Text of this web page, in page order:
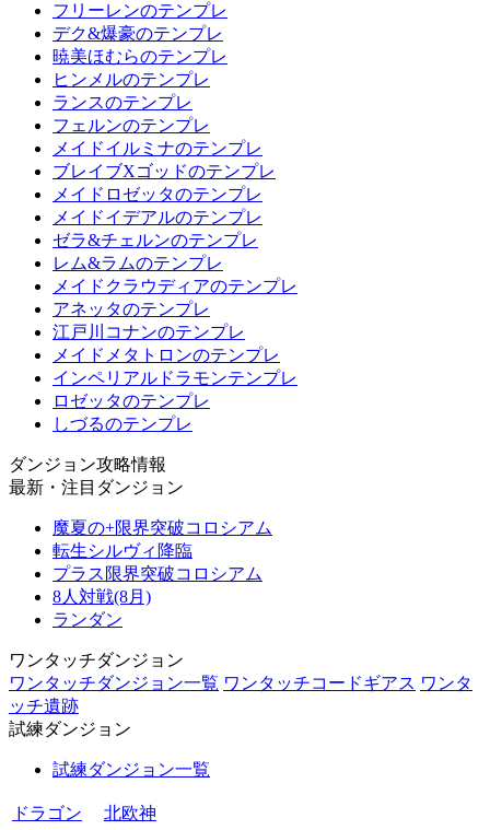
フリーレンのテンプレ
デク&爆豪のテンプレ
暁美ほむらのテンプレ
ヒンメルのテンプレ
ランスのテンプレ
フェルンのテンプレ
メイドイルミナのテンプレ
ブレイブXゴッドのテンプレ
メイドロゼッタのテンプレ
メイドイデアルのテンプレ
ゼラ&チェルンのテンプレ
レム&ラムのテンプレ
メイドクラウディアのテンプレ
アネッタのテンプレ
江戸川コナンのテンプレ
メイドメタトロンのテンプレ
インペリアルドラモンテンプレ
ロゼッタのテンプレ
しづるのテンプレ
ダンジョン攻略情報
最新・注目ダンジョン
魔夏の+限界突破コロシアム
転生シルヴィ降臨
プラス限界突破コロシアム
8人対戦(8月)
ランダン
ワンタッチダンジョン
ワンタッチダンジョン一覧 ワンタッチコードギアス ワンタ
ッチ遺跡
試練ダンジョン
試練ダンジョン一覧
ドラゴン
北欧神